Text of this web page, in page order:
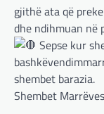
gjithë ata që
dhe ndihmuan në
Sepse kur
shembet barazia.
Shembet